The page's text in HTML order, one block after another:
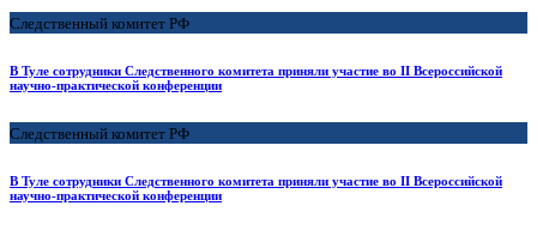
Следственный комитет РФ
В Туле сотрудники Следственного комитета приняли участие во II Всероссийской
научно-практической конференции
Следственный комитет РФ
В Туле сотрудники Следственного комитета приняли участие во II Всероссийской
научно-практической конференции